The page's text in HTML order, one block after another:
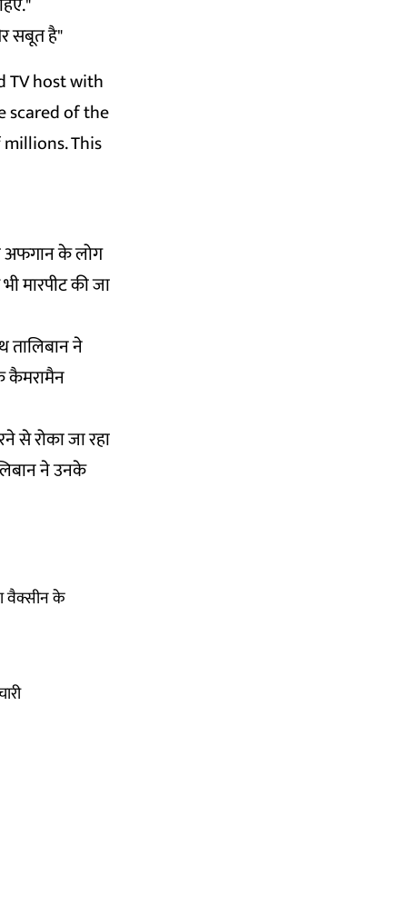
सबूत है"
TV host with
scared of the
This
अफगान के लोग
मारपीट की जा
तालिबान ने
कैमरामैन
से रोका जा रहा
ने उनके
वैक्सीन के